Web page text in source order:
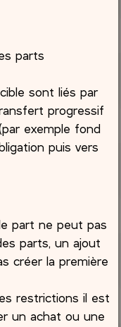
parts
sont liés par
progressif
exemple fond
puis vers
part ne peut pas
parts, un ajout
créer la première
restrictions il est
un achat ou une